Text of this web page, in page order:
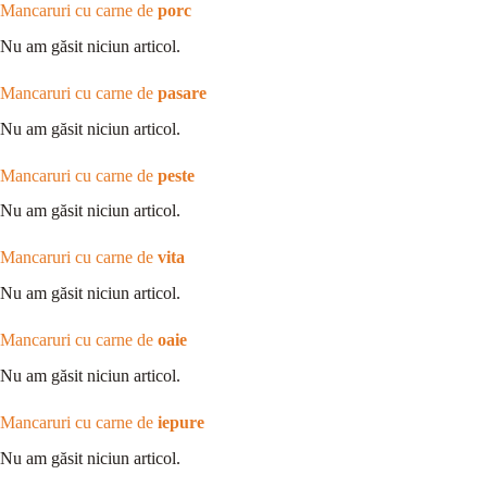
Mancaruri cu carne de porc
Nu am găsit niciun articol.
Mancaruri cu carne de pasare
Nu am găsit niciun articol.
Mancaruri cu carne de peste
Nu am găsit niciun articol.
Mancaruri cu carne de vita
Nu am găsit niciun articol.
Mancaruri cu carne de oaie
Nu am găsit niciun articol.
Mancaruri cu carne de iepure
Nu am găsit niciun articol.